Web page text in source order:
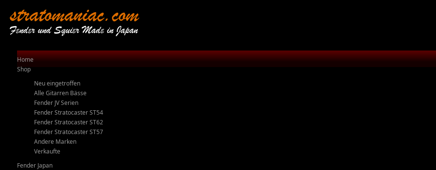
stratomaniac.com
Fender und Squier Made in Japan
Home
Shop
Neu eingetroffen
Alle Gitarren Bässe
Fender JV Serien
Fender Stratocaster ST54
Fender Stratocaster ST62
Fender Stratocaster ST57
Andere Marken
Verkaufte
Fender Japan